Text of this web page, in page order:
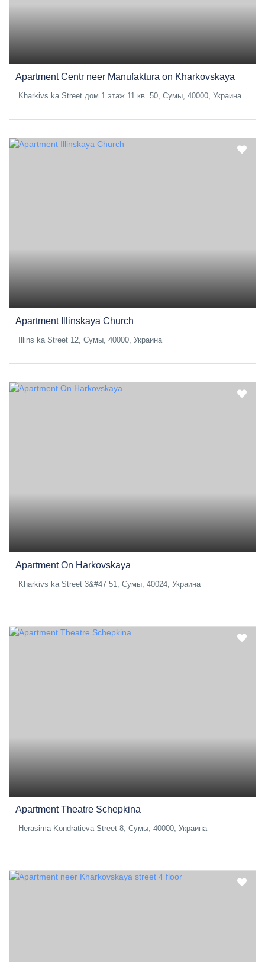
Apartment Centr neer Manufaktura on Kharkovskaya
Kharkivs ka Street дом 1 этаж 11 кв. 50, Сумы, 40000, Украина
Apartment Illinskaya Church
Illins ka Street 12, Сумы, 40000, Украина
Apartment On Harkovskaya
Kharkivs ka Street 3&#47 51, Сумы, 40024, Украина
Apartment Theatre Schepkina
Herasima Kondratieva Street 8, Сумы, 40000, Украина